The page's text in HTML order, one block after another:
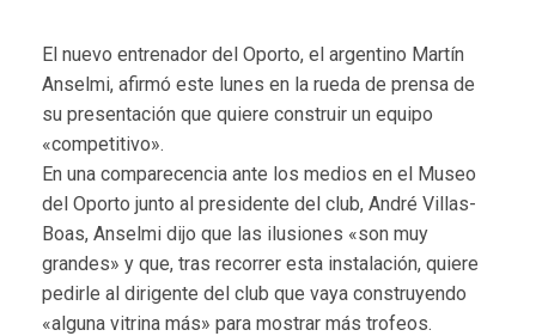
El nuevo entrenador del Oporto, el argentino Martín
Anselmi, afirmó este lunes en la rueda de prensa de
su presentación que quiere construir un equipo
«competitivo».
En una comparecencia ante los medios en el Museo
del Oporto junto al presidente del club, André Villas-
Boas, Anselmi dijo que las ilusiones «son muy
grandes» y que, tras recorrer esta instalación, quiere
pedirle al dirigente del club que vaya construyendo
«alguna vitrina más» para mostrar más trofeos.